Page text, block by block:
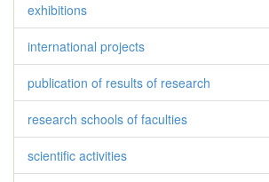
exhibitions
international projects
publication of results of research
research schools of faculties
scientific activities